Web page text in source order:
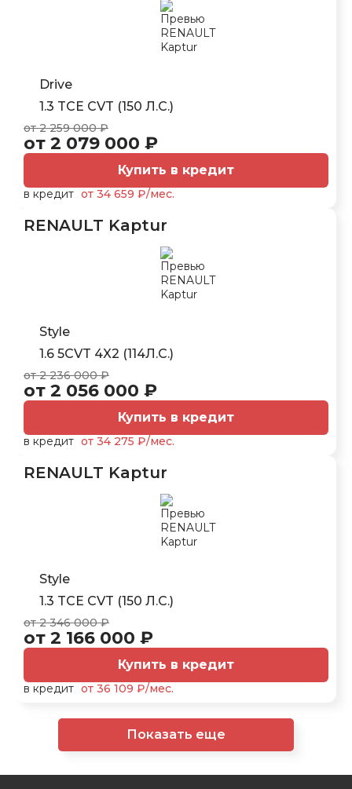
Drive
1.3 TCE CVT (150 Л.С.)
от 2 259 000 ₽
от 2 079 000 ₽
Купить в кредит
в кредит от 34 659 ₽/мес.
RENAULT Kaptur
Style
1.6 5CVT 4X2 (114Л.С.)
от 2 236 000 ₽
от 2 056 000 ₽
Купить в кредит
в кредит от 34 275 ₽/мес.
RENAULT Kaptur
Style
1.3 TCE CVT (150 Л.С.)
от 2 346 000 ₽
от 2 166 000 ₽
Купить в кредит
в кредит от 36 109 ₽/мес.
Показать еще